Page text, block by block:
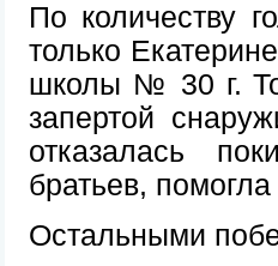
По количеству
только
школы № 30 г.
запертой
отказалась
братьев,
Остальными